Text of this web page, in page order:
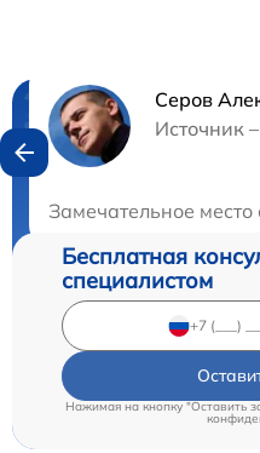
Серов
Источник –
Замечательное
Нужна
Бесплатная
специалистом
Нажимая на кнопку "Оставить